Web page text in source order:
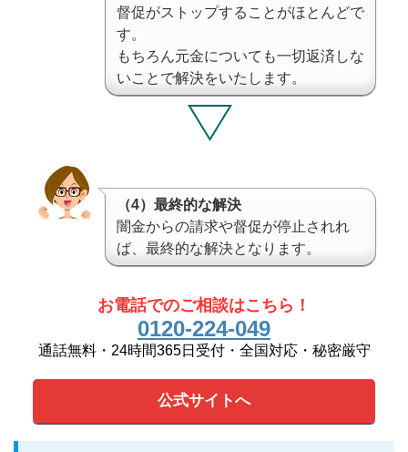
督促がストップすることがほとんどで
す。
もちろん元金についても一切返済しな
いことで解決をいたします。
（4）最終的な解決
闇金からの請求や督促が停止されれ
ば、最終的な解決となります。
お電話でのご相談はこちら！
0120-224-049
通話無料・24時間365日受付・全国対応・秘密厳守
公式サイトへ